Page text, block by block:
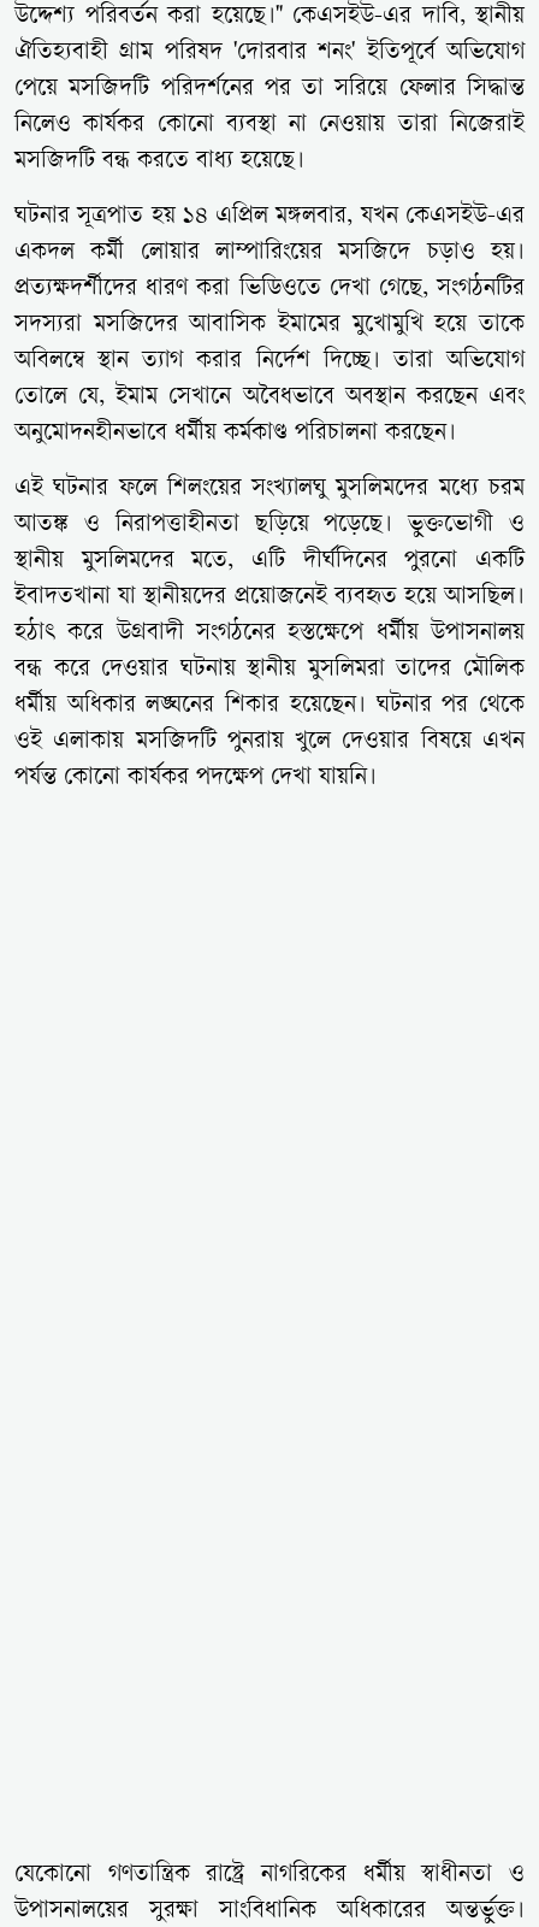
উদ্দেশ্য পরিবর্তন করা হয়েছে।" কেএসইউ-এর দাবি, স্থানীয়
ঐতিহ্যবাহী গ্রাম পরিষদ 'দোরবার শনং' ইতিপূর্বে অভিযোগ
পেয়ে মসজিদটি পরিদর্শনের পর তা সরিয়ে ফেলার সিদ্ধান্ত
নিলেও কার্যকর কোনো ব্যবস্থা না নেওয়ায় তারা নিজেরাই
মসজিদটি বন্ধ করতে বাধ্য হয়েছে।
ঘটনার সূত্রপাত হয় ১৪ এপ্রিল মঙ্গলবার, যখন কেএসইউ-এর
একদল কর্মী লোয়ার লাম্পারিংয়ের মসজিদে চড়াও হয়।
প্রত্যক্ষদর্শীদের ধারণ করা ভিডিওতে দেখা গেছে, সংগঠনটির
সদস্যরা মসজিদের আবাসিক ইমামের মুখোমুখি হয়ে তাকে
অবিলম্বে স্থান ত্যাগ করার নির্দেশ দিচ্ছে। তারা অভিযোগ
তোলে যে, ইমাম সেখানে অবৈধভাবে অবস্থান করছেন এবং
অনুমোদনহীনভাবে ধর্মীয় কর্মকাণ্ড পরিচালনা করছেন।
এই ঘটনার ফলে শিলংয়ের সংখ্যালঘু মুসলিমদের মধ্যে চরম
আতঙ্ক ও নিরাপত্তাহীনতা ছড়িয়ে পড়েছে। ভুক্তভোগী ও
স্থানীয় মুসলিমদের মতে, এটি দীর্ঘদিনের পুরনো একটি
ইবাদতখানা যা স্থানীয়দের প্রয়োজনেই ব্যবহৃত হয়ে আসছিল।
হঠাৎ করে উগ্রবাদী সংগঠনের হস্তক্ষেপে ধর্মীয় উপাসনালয়
বন্ধ করে দেওয়ার ঘটনায় স্থানীয় মুসলিমরা তাদের মৌলিক
ধর্মীয় অধিকার লঙ্ঘনের শিকার হয়েছেন। ঘটনার পর থেকে
ওই এলাকায় মসজিদটি পুনরায় খুলে দেওয়ার বিষয়ে এখন
পর্যন্ত কোনো কার্যকর পদক্ষেপ দেখা যায়নি।
যেকোনো গণতান্ত্রিক রাষ্ট্রে নাগরিকের ধর্মীয় স্বাধীনতা ও
উপাসনালয়ের সুরক্ষা সাংবিধানিক অধিকারের অন্তর্ভুক্ত।